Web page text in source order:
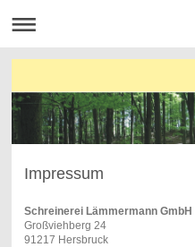
Impressum
Schreinerei Lämmermann GmbH
Großviehberg 24
91217 Hersbruck